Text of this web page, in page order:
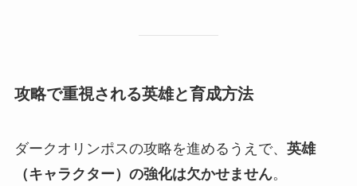
攻略で重視される英雄と育成方法
ダークオリンポスの攻略を進めるうえで、 英雄
（キャラクター）の強化は欠かせません。